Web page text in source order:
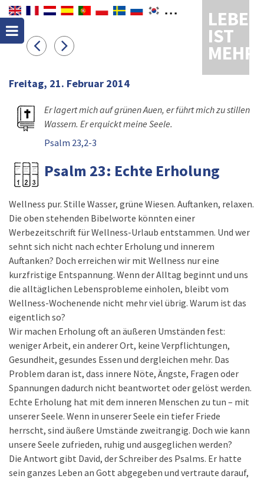
LEBEN
IST
MEHR
Freitag, 21. Februar 2014
Er lagert mich auf grünen Auen, er führt mich zu stillen
Wassern. Er erquickt meine Seele.
Psalm 23,2-3
Psalm 23: Echte Erholung
Wellness pur. Stille Wasser, grüne Wiesen. Auftanken, relaxen.
Die oben stehenden Bibelworte könnten einer
Werbezeitschrift für Wellness-Urlaub entstammen. Und wer
sehnt sich nicht nach echter Erholung und innerem
Auftanken? Doch erreichen wir mit Wellness nur eine
kurzfristige Entspannung. Wenn der Alltag beginnt und uns
die alltäglichen Lebensprobleme einholen, bleibt vom
Wellness-Wochenende nicht mehr viel übrig. Warum ist das
eigentlich so?
Wir machen Erholung oft an äußeren Umständen fest:
weniger Arbeit, ein anderer Ort, keine Verpflichtungen,
Gesundheit, gesundes Essen und dergleichen mehr. Das
Problem daran ist, dass innere Nöte, Ängste, Fragen oder
Spannungen dadurch nicht beantwortet oder gelöst werden.
Echte Erholung hat mit dem inneren Menschen zu tun – mit
unserer Seele. Wenn in unserer Seele ein tiefer Friede
herrscht, sind äußere Umstände zweitrangig. Doch wie kann
unsere Seele zufrieden, ruhig und ausgeglichen werden?
Die Antwort gibt David, der Schreiber des Psalms. Er hatte
sein ganzes Leben an Gott abgegeben und vertraute darauf,